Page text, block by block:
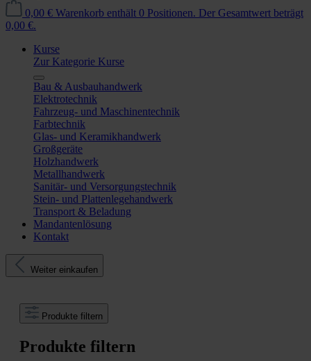
0,00 € Warenkorb enthält 0 Positionen. Der Gesamtwert beträgt
0,00 €.
Kurse
Zur Kategorie Kurse
Bau & Ausbauhandwerk
Elektrotechnik
Fahrzeug- und Maschinentechnik
Farbtechnik
Glas- und Keramikhandwerk
Großgeräte
Holzhandwerk
Metallhandwerk
Sanitär- und Versorgungstechnik
Stein- und Plattenlegehandwerk
Transport & Beladung
Mandantenlösung
Kontakt
Weiter einkaufen
Produkte filtern
Produkte filtern